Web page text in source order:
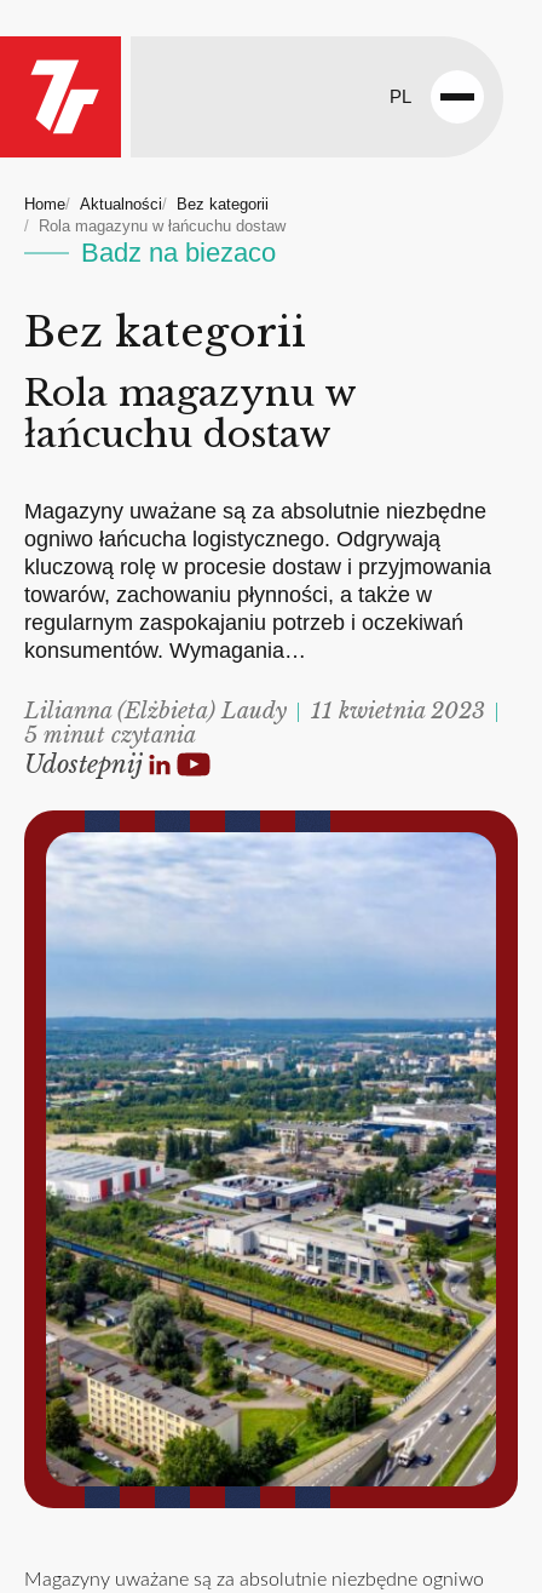
PL
Open
Home Aktualności
Bez kategorii
Rola magazynu w łańcuchu dostaw
Badz na biezaco
Bez kategorii
Rola magazynu w
łańcuchu dostaw
Magazyny uważane są za absolutnie niezbędne
ogniwo łańcucha logistycznego. Odgrywają
kluczową rolę w procesie dostaw i przyjmowania
towarów, zachowaniu płynności, a także w
regularnym zaspokajaniu potrzeb i oczekiwań
konsumentów. Wymagania…
Lilianna (Elżbieta) Laudy
11 kwietnia 2023
5 minut czytania
Udostepnij
Magazyny uważane są za absolutnie niezbędne ogniwo